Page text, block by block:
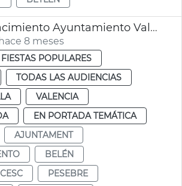
Montaje nacimiento Ayuntamiento València
8 meses
POPULARES
TODAS LAS AUDIENCIAS
VALENCIA
EN PORTADA TEMÁTICA
AJUNTAMENT
BELÉN
PESEBRE